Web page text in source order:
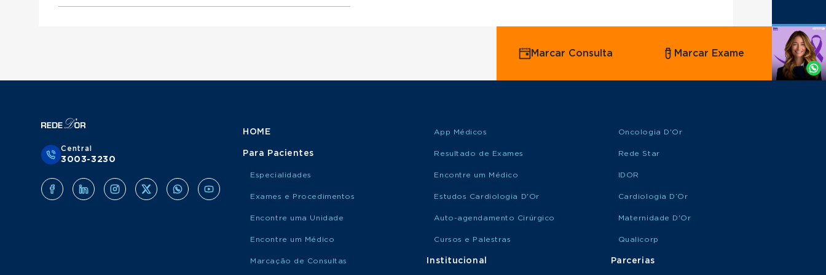
Urologista atende Porto Saúde
Agende
Whatsapp
Marcar Consulta Marcar Exame
Central
3003-3230
HOME
Para Pacientes
Especialidades
Exames e Procedimentos
Encontre uma Unidade
Encontre um Médico
Marcação de Consultas
App Médicos
Resultado de Exames
Encontre um Médico
Estudos Cardiologia D'Or
Auto-agendamento Cirúrgico
Cursos e Palestras
Institucional
Oncologia D'Or
Rede Star
IDOR
Cardiologia D’Or
Maternidade D'Or
Qualicorp
Parcerias